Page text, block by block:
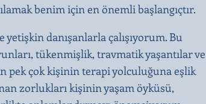
benim için en önemli başlangıçtır.​
yetişkin danışanlarla çalışıyorum. Bu
tükenmişlik, travmatik yaşantılar ve
pek çok kişinin terapi yolculuğuna eşlik
zorlukları kişinin yaşam öyküsü,